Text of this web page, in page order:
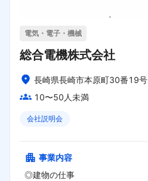
電気・電子・機械
総合電機株式会社
長崎県長崎市本原町30番19号
10〜50人未満
会社説明会
事業内容
◎建物の仕事